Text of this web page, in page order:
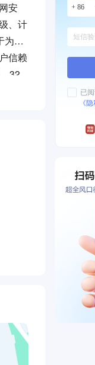
安
、计
为高
信赖
32
+ 86
已
《